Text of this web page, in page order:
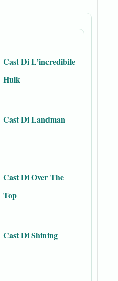
Cast Di L’incredibile
Hulk
Cast Di Landman
Cast Di Over The
Top
Cast Di Shining